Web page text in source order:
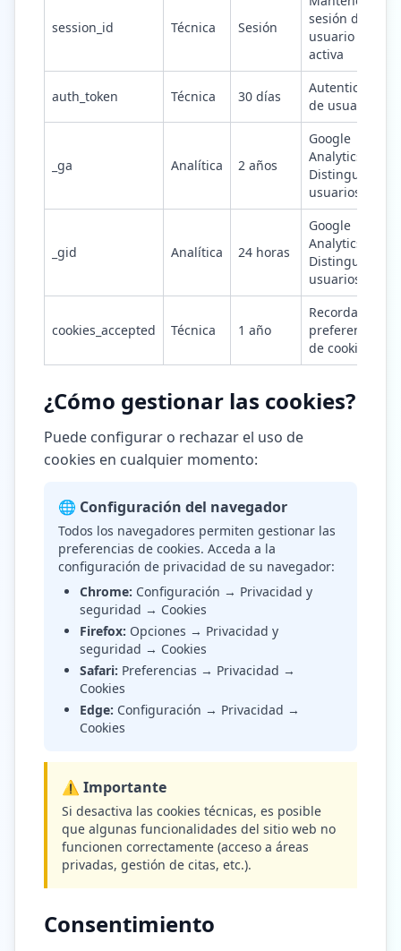
session_id Técnica Sesión
sesión del
usuario
activa
auth_token Técnica 30 días
Autenticación
de usuarios
_ga Analítica 2 años
Google
Analytics -
Distinguir
usuarios
_gid Analítica 24 horas
Google
Analytics -
Distinguir
usuarios
cookies_accepted Técnica 1 año
Recordar
preferencias
de cookies
¿Cómo gestionar las cookies?
Puede configurar o rechazar el uso de
cookies en cualquier momento:
🌐 Configuración del navegador
Todos los navegadores permiten gestionar las
preferencias de cookies. Acceda a la
configuración de privacidad de su navegador:
Chrome: Configuración → Privacidad y
seguridad → Cookies
Firefox: Opciones → Privacidad y
seguridad → Cookies
Safari: Preferencias → Privacidad →
Cookies
Edge: Configuración → Privacidad →
Cookies
⚠️ Importante
Si desactiva las cookies técnicas, es posible
que algunas funcionalidades del sitio web no
funcionen correctamente (acceso a áreas
privadas, gestión de citas, etc.).
Consentimiento